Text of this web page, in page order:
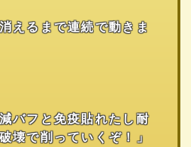
えるまで連続で動きま
バフと免疫貼れたし耐
壊で削っていくぞ！」